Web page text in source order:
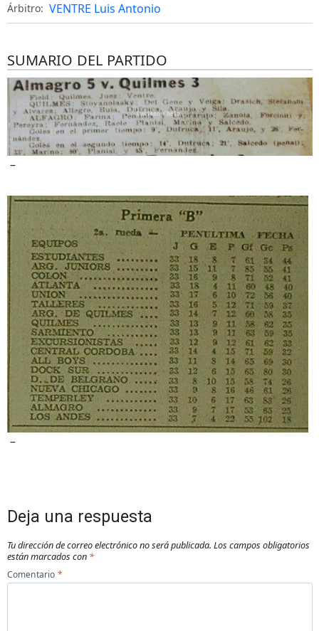
Árbitro: VENTRE Luis Antonio
SUMARIO DEL PARTIDO
–
–
Deja una respuesta
Tu dirección de correo electrónico no será publicada. Los campos obligatorios
están marcados con *
Comentario *